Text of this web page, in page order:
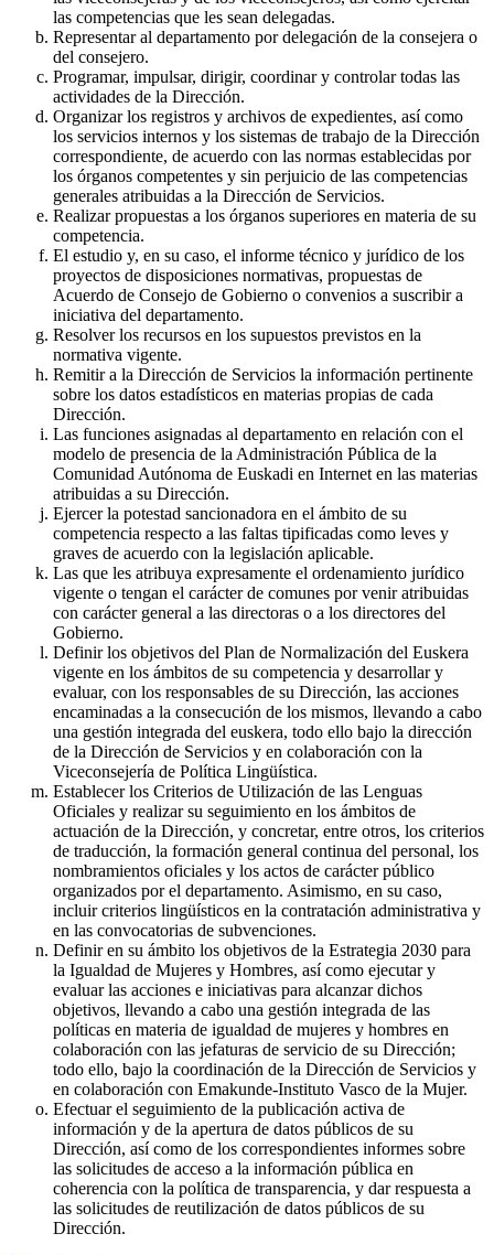
las competencias que les sean delegadas.
Representar al departamento por delegación de la consejera o
del consejero.
Programar, impulsar, dirigir, coordinar y controlar todas las
actividades de la Dirección.
Organizar los registros y archivos de expedientes, así como
los servicios internos y los sistemas de trabajo de la Dirección
correspondiente, de acuerdo con las normas establecidas por
los órganos competentes y sin perjuicio de las competencias
generales atribuidas a la Dirección de Servicios.
Realizar propuestas a los órganos superiores en materia de su
competencia.
El estudio y, en su caso, el informe técnico y jurídico de los
proyectos de disposiciones normativas, propuestas de
Acuerdo de Consejo de Gobierno o convenios a suscribir a
iniciativa del departamento.
Resolver los recursos en los supuestos previstos en la
normativa vigente.
Remitir a la Dirección de Servicios la información pertinente
sobre los datos estadísticos en materias propias de cada
Dirección.
Las funciones asignadas al departamento en relación con el
modelo de presencia de la Administración Pública de la
Comunidad Autónoma de Euskadi en Internet en las materias
atribuidas a su Dirección.
Ejercer la potestad sancionadora en el ámbito de su
competencia respecto a las faltas tipificadas como leves y
graves de acuerdo con la legislación aplicable.
Las que les atribuya expresamente el ordenamiento jurídico
vigente o tengan el carácter de comunes por venir atribuidas
con carácter general a las directoras o a los directores del
Gobierno.
Definir los objetivos del Plan de Normalización del Euskera
vigente en los ámbitos de su competencia y desarrollar y
evaluar, con los responsables de su Dirección, las acciones
encaminadas a la consecución de los mismos, llevando a cabo
una gestión integrada del euskera, todo ello bajo la dirección
de la Dirección de Servicios y en colaboración con la
Viceconsejería de Política Lingüística.
Establecer los Criterios de Utilización de las Lenguas
Oficiales y realizar su seguimiento en los ámbitos de
actuación de la Dirección, y concretar, entre otros, los criterios
de traducción, la formación general continua del personal, los
nombramientos oficiales y los actos de carácter público
organizados por el departamento. Asimismo, en su caso,
incluir criterios lingüísticos en la contratación administrativa y
en las convocatorias de subvenciones.
Definir en su ámbito los objetivos de la Estrategia 2030 para
la Igualdad de Mujeres y Hombres, así como ejecutar y
evaluar las acciones e iniciativas para alcanzar dichos
objetivos, llevando a cabo una gestión integrada de las
políticas en materia de igualdad de mujeres y hombres en
colaboración con las jefaturas de servicio de su Dirección;
todo ello, bajo la coordinación de la Dirección de Servicios y
en colaboración con Emakunde-Instituto Vasco de la Mujer.
Efectuar el seguimiento de la publicación activa de
información y de la apertura de datos públicos de su
Dirección, así como de los correspondientes informes sobre
las solicitudes de acceso a la información pública en
coherencia con la política de transparencia, y dar respuesta a
las solicitudes de reutilización de datos públicos de su
Dirección.